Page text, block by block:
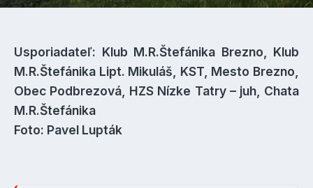
Usporiadateľ: Klub M.R.Štefánika Brezno, Klub
M.R.Štefánika Lipt. Mikuláš, KST, Mesto Brezno,
Obec Podbrezová, HZS Nízke Tatry – juh, Chata
M.R.Štefánika
Foto: Pavel Lupták